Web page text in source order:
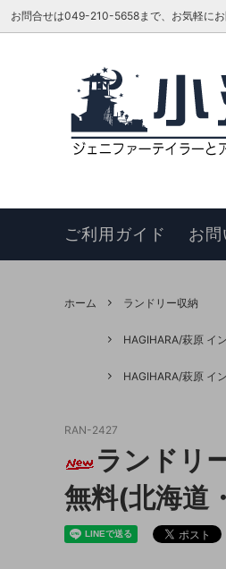
お問合せは049-210-5658まで、お気軽に
ベッド
チェア
キッチン収納
ガーデニング雑貨
天板保護マット
TOKAI KAGU/東海家具
はじめての方へ
このサイトについて
ご利用ガイド お
ホーム ランドリー収納
HAGIHARA/萩原 イ
HAGIHARA/萩原 イ
RAN-2427
ランドリ
無料(北海道